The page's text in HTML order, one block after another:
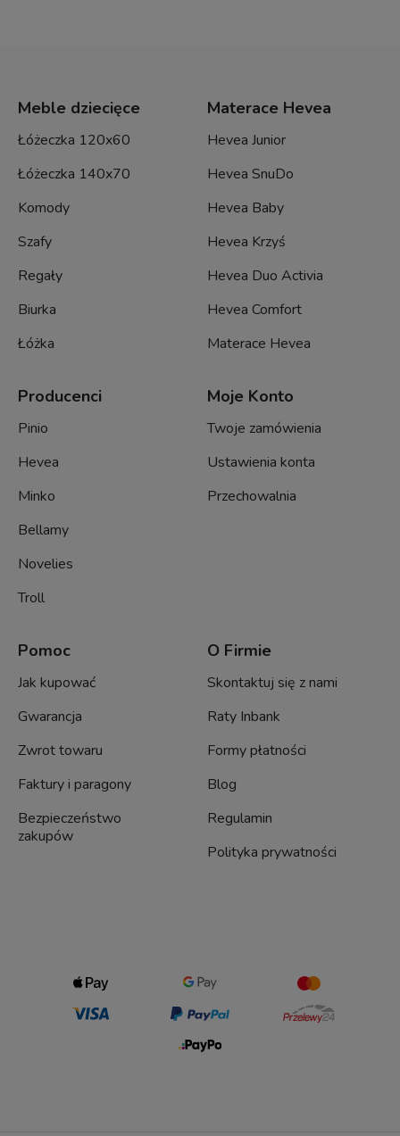
Meble dziecięce
Łóżeczka 120x60
Łóżeczka 140x70
Komody
Szafy
Regały
Biurka
Łóżka
Materace Hevea
Hevea Junior
Hevea SnuDo
Hevea Baby
Hevea Krzyś
Hevea Duo Activia
Hevea Comfort
Materace Hevea
Producenci
Pinio
Hevea
Minko
Bellamy
Novelies
Troll
Moje Konto
Twoje zamówienia
Ustawienia konta
Przechowalnia
Pomoc
Jak kupować
Gwarancja
Zwrot towaru
Faktury i paragony
Bezpieczeństwo
zakupów
O Firmie
Skontaktuj się z nami
Raty Inbank
Formy płatności
Blog
Regulamin
Polityka prywatności